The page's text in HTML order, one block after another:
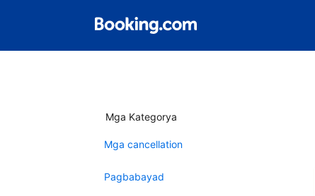
Mga Kategorya
Mga cancellation
Pagbabayad